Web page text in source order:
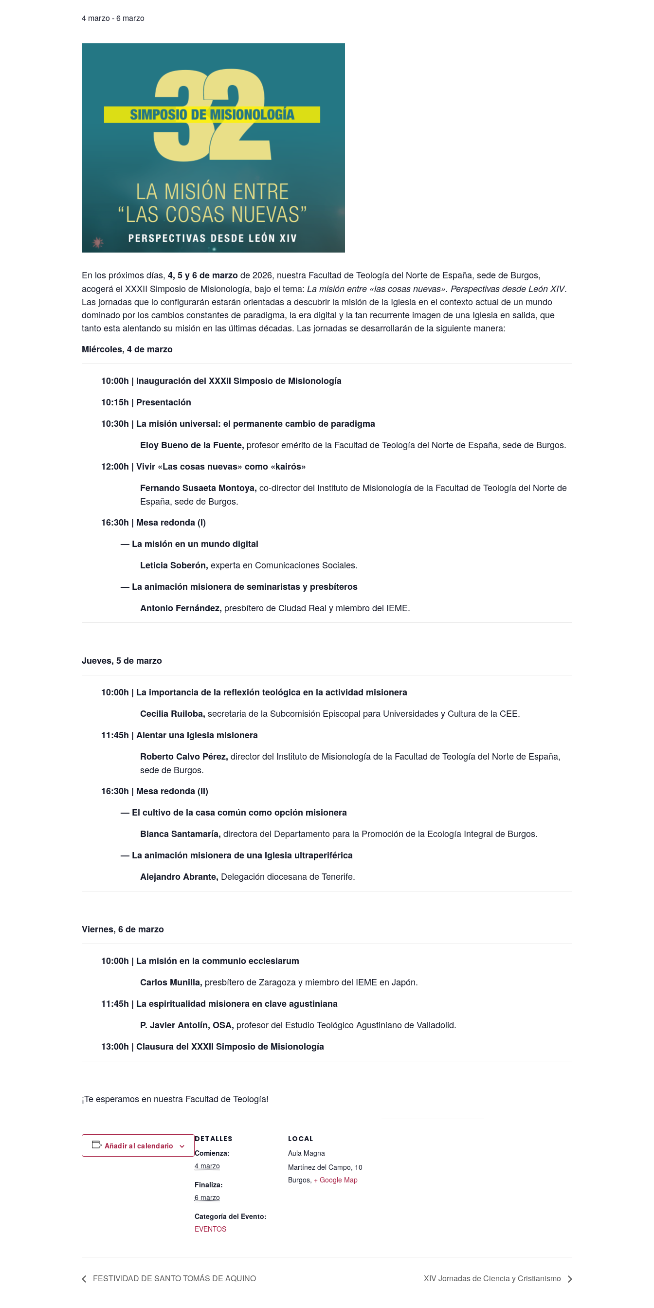
4 marzo-6 marzo
En los próximos días, 4, 5 y 6 de marzode 2026, nuestra Facultad de Teología del Norte de España, sede de Burgos,
acogerá el XXXII Simposio de Misionología, bajo el tema: La misión entre «las cosas nuevas». Perspectivas desde León XIV.
Las jornadas que lo configurarán estarán orientadas a descubrir la misión de la Iglesia en el contexto actual de un mundo
dominado por los cambios constantes de paradigma, la era digital y la tan recurrente imagen de una Iglesia en salida, que
tanto esta alentando su misión en las últimas décadas. Las jornadas se desarrollarán de la siguiente manera:
Miércoles, 4 de marzo
10:00h | Inauguración del XXXII Simposio de Misionología
10:15h | Presentación
10:30h | La misión universal: el permanente cambio de paradigma
Eloy Bueno de la Fuente, profesor emérito de la Facultad de Teología del Norte de España, sede de Burgos.
12:00h | Vivir «Las cosas nuevas» como «kairós»
Fernando Susaeta Montoya, co-director del Instituto de Misionología de la Facultad de Teología del Norte de
España, sede de Burgos.
16:30h | Mesa redonda (I)
— La misión en un mundo digital
Leticia Soberón, experta en Comunicaciones Sociales.
— La animación misionera de seminaristas y presbíteros
Antonio Fernández, presbítero de Ciudad Real y miembro del IEME.
Jueves, 5 de marzo
10:00h | La importancia de la reflexión teológica en la actividad misionera
Cecilia Ruiloba, secretaria de la Subcomisión Episcopal para Universidades y Cultura de la CEE.
11:45h | Alentar una Iglesia misionera
Roberto Calvo Pérez, director del Instituto de Misionología de la Facultad de Teología del Norte de España,
sede de Burgos.
16:30h | Mesa redonda (II)
— El cultivo de la casa común como opción misionera
Blanca Santamaría, directora del Departamento para la Promoción de la Ecología Integral de Burgos.
— La animación misionera de una Iglesia ultraperiférica
Alejandro Abrante, Delegación diocesana de Tenerife.
Viernes, 6 de marzo
10:00h | La misión en la communio ecclesiarum
Carlos Munilla, presbítero de Zaragoza y miembro del IEME en Japón.
11:45h | La espiritualidad misionera en clave agustiniana
P. Javier Antolín, OSA, profesor del Estudio Teológico Agustiniano de Valladolid.
13:00h | Clausura del XXXII Simposio de Misionología
¡Te esperamos en nuestra Facultad de Teología!
Añadir al calendario
DETALLES
Comienza:
4 marzo
Finaliza:
6 marzo
Categoría del Evento:
EVENTOS
LOCAL
Aula Magna
Martínez del Campo, 10
Burgos, + Google Map
FESTIVIDAD DE SANTO TOMÁS DE AQUINO XIV Jornadas de Ciencia y Cristianismo